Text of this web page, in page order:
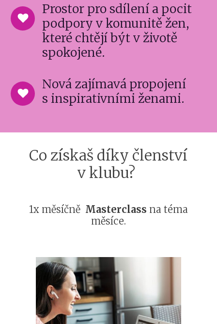
Prostor pro sdílení a pocit
podpory v komunitě žen,
které chtějí být v životě
spokojené.
Nová zajímavá propojení
s inspirativními ženami.
Co získaš díky členství
v klubu?
1x měsíčně Masterclass na téma
měsíce.